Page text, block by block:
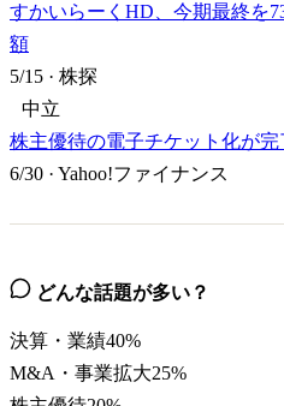
すかいらーくHD、今期最終を
額
5/15 · 株探
中立
株主優待の電子チケット化が
6/30 · Yahoo!ファイナンス
どんな話題が多い？
決算・業績40%
M&A・事業拡大25%